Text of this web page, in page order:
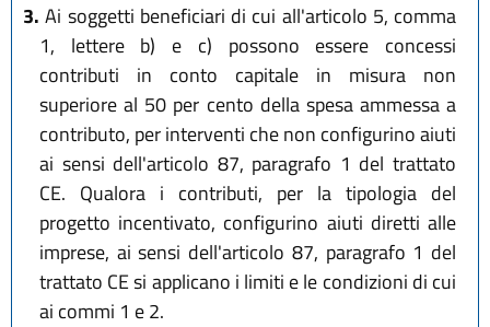
3. Ai soggetti beneficiari di cui all'articolo 5, comma
1, lettere b) e c) possono essere concessi
contributi in conto capitale in misura non
superiore al 50 per cento della spesa ammessa a
contributo, per interventi che non configurino aiuti
ai sensi dell'articolo 87, paragrafo 1 del trattato
CE. Qualora i contributi, per la tipologia del
progetto incentivato, configurino aiuti diretti alle
imprese, ai sensi dell'articolo 87, paragrafo 1 del
trattato CE si applicano i limiti e le condizioni di cui
ai commi 1 e 2.